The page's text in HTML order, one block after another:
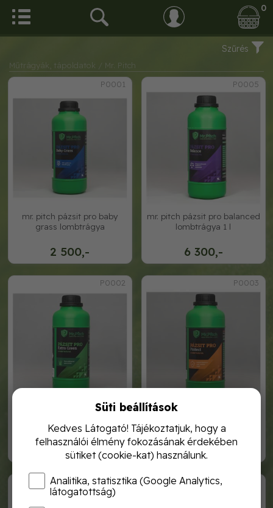
0
Szűrés
Műtrágyák, tápoldatok
/ Mr. Pitch
P0001
2 500,-
mr. pitch pázsit pro baby
grass lombtrágya
P0005
6 300,-
mr. pitch pázsit pro balanced
lombtrágya 1 l
P0002
6 300,-
mr. pitch pázsit pro extra
green lombtrágya
P0003
6 300,-
mr. pitch pázsit pro protect
lombtrágya 1l
P0004
Süti beállítások
Kedves Látogató! Tájékoztatjuk, hogy a
felhasználói élmény fokozásának érdekében
sütiket (cookie-kat) használunk.
Analitika, statisztika (Google Analytics,
látogatottság)